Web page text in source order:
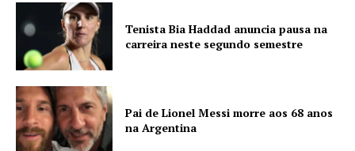
Tenista Bia Haddad anuncia pausa na
carreira neste segundo semestre
Pai de Lionel Messi morre aos 68 anos
na Argentina